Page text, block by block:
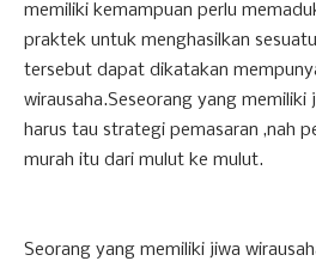
memiliki kemampuan perlu
praktek untuk menghasilkan
tersebut dapat dikatakan
wirausaha.Seseorang yang memiliki
harus tau strategi pemasaran ,nah
murah itu dari mulut ke mulut.
Seorang yang memiliki jiwa